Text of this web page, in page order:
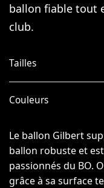
ballon fiable tout
club.
Tailles
Couleurs
Le ballon Gilbert
ballon robuste et
passionnés du BO.
grâce à sa surface